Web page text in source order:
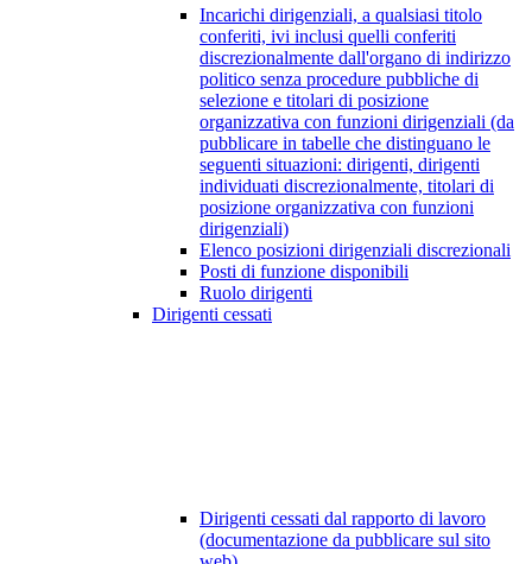
Incarichi dirigenziali, a qualsiasi titolo
conferiti, ivi inclusi quelli conferiti
discrezionalmente dall'organo di indirizzo
politico senza procedure pubbliche di
selezione e titolari di posizione
organizzativa con funzioni dirigenziali (da
pubblicare in tabelle che distinguano le
seguenti situazioni: dirigenti, dirigenti
individuati discrezionalmente, titolari di
posizione organizzativa con funzioni
dirigenziali)
Elenco posizioni dirigenziali discrezionali
Posti di funzione disponibili
Ruolo dirigenti
Dirigenti cessati
Dirigenti cessati dal rapporto di lavoro
(documentazione da pubblicare sul sito